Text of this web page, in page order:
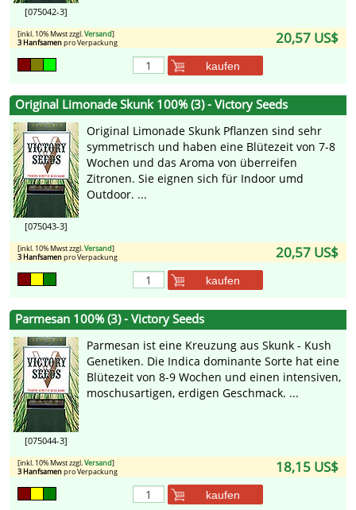
[075042-3]
20,57 US$
[inkl. 10% Mwst zzgl.Versand]
3 Hanfsamenpro Verpackung
kaufen
Original Limonade Skunk 100% (3) - Victory Seeds
[075043-3]
Original Limonade Skunk Pflanzen sind sehr
symmetrisch und haben eine Blütezeit von 7-8
Wochen und das Aroma von überreifen
Zitronen. Sie eignen sich für Indoor umd
Outdoor. ...
20,57 US$
[inkl. 10% Mwst zzgl.Versand]
3 Hanfsamenpro Verpackung
kaufen
Parmesan 100% (3) - Victory Seeds
[075044-3]
Parmesan ist eine Kreuzung aus Skunk - Kush
Genetiken. Die Indica dominante Sorte hat eine
Blütezeit von 8-9 Wochen und einen intensiven,
moschusartigen, erdigen Geschmack. ...
18,15 US$
[inkl. 10% Mwst zzgl.Versand]
3 Hanfsamenpro Verpackung
kaufen